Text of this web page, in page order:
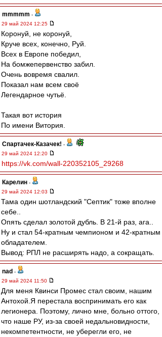
mmmmm -
29 май 2024 12:25
Коронуй, не коронуй,
Круче всех, конечно, Руй.
Всех в Европе победил,
На бомжепервенство забил.
Очень вовремя свалил.
Показал нам всем своё
Легендарное чутьё.
Такая вот история
По имени Витория.
Спартачек-Казачек! -
29 май 2024 12:20
https://vk.com/wall-220352105_29268
Карелин -
29 май 2024 12:03
Тама один шотландский "Септик" тоже вполне
себе..
Опять сделал золотой дубль. В 21-й раз, ага..
Ну и стал 54-кратным чемпионом и 42-кратным
обладателем.
Вывод: РПЛ не расширять надо, а сокращать.
nad -
29 май 2024 11:50
Для меня Квинси Промес стал своим, нашим
Антохой.Я перестала воспринимать его как
легионера. Поэтому, лично мне, больно оттого,
что наше РУ, из-за своей недальновидности,
некомпетентности, не уберегли его, не